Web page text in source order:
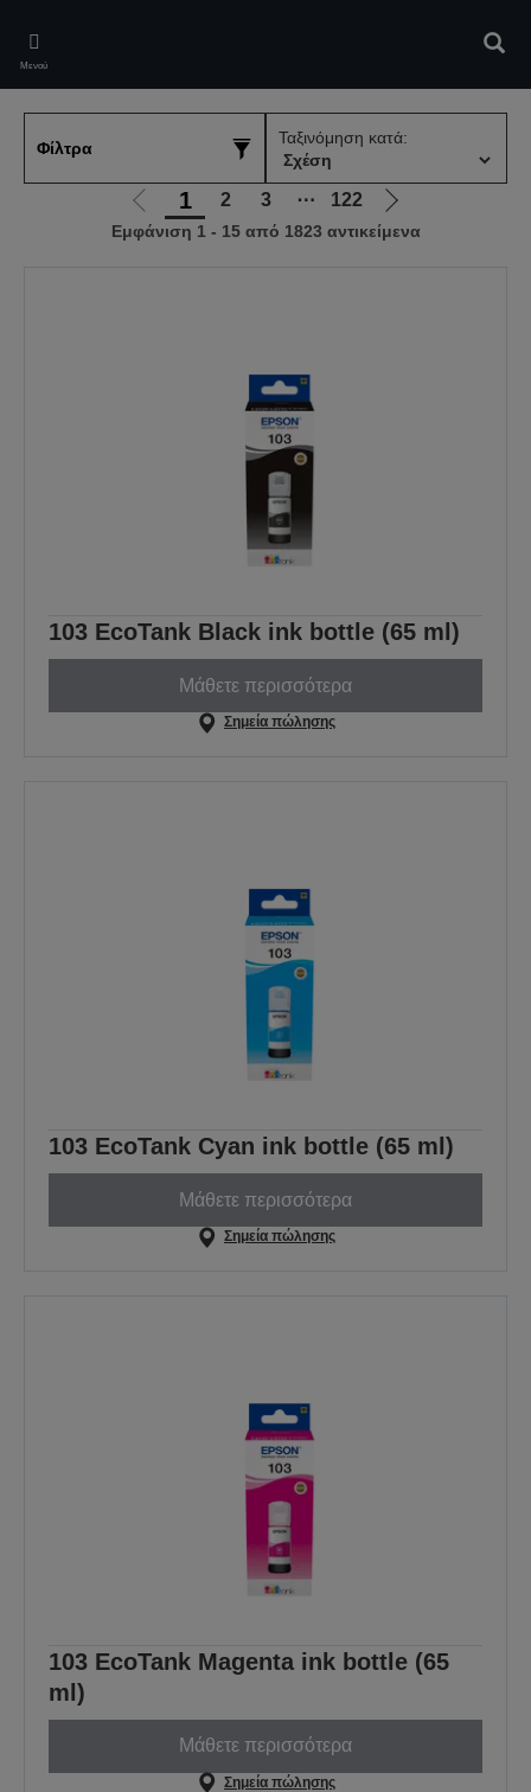
main
content
Μενού
Φίλτρα
Ταξινόμηση κατά:
Μετάβαση
στην
1 2 3 ⋯ 122
Μετάβαση
στην
Εμφάνιση 1 - 15 από 1823 αντικείμενα
103 EcoTank Black ink bottle (65 ml)
Μάθετε περισσότερα
Σημεία πώλησης
103 EcoTank Cyan ink bottle (65 ml)
Μάθετε περισσότερα
Σημεία πώλησης
103 EcoTank Magenta ink bottle (65
ml)
Μάθετε περισσότερα
Σημεία πώλησης